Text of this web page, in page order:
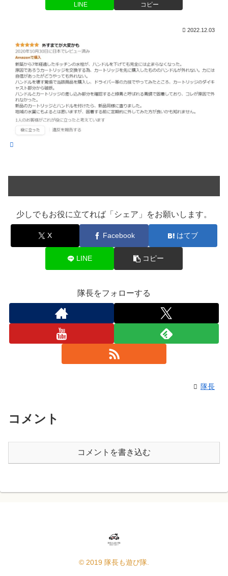
LINE コピー
2022.12.03
少しでもお役に立てれば「シェア」をお願いします。
X Facebook はてブ
LINE コピー
隊長をフォローする
隊長
コメント
コメントを書き込む
© 2019 隊長も遊び隊.